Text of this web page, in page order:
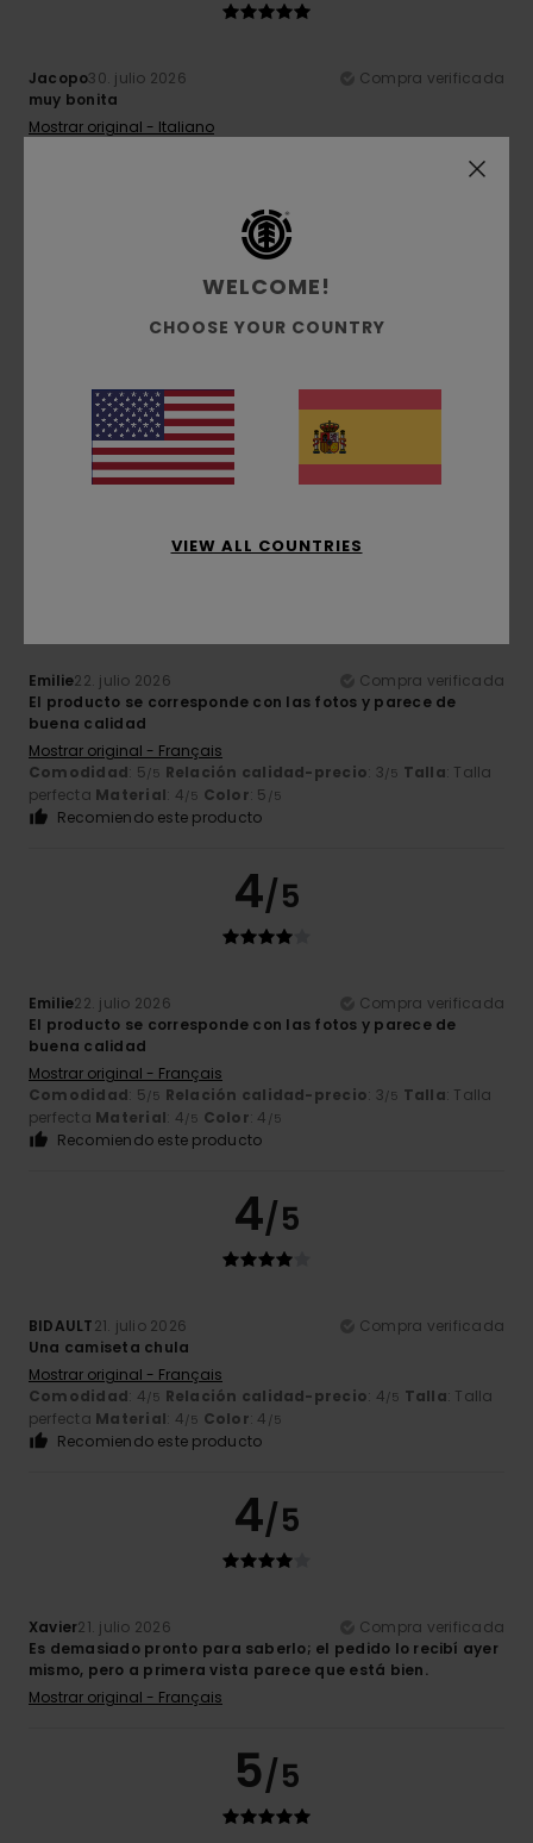
Jacopo30. julio 2026
Compra verificada
muy bonita
Mostrar original - Italiano
5/5
La mejor calidad a un precio increíble
Mostrar original - Français
Comodidad: 5/5 Relación calidad-precio
perfectaMaterial: 5/5 Color
4
Emilie22. julio 2026
Compra verificada
El producto se corresponde con las fotos y parece de
buena calidad
Mostrar original - Français
Comodidad: 5/5 Relación calidad-precio: 3/5 Talla: Talla
perfecta Material: 4/5 Color: 5 /5
Recomiendo este producto
4/5
Emilie22. julio 2026
Compra verificada
El producto se corresponde con las fotos y parece de
buena calidad
Mostrar original - Français
Comodidad: 5/5 Relación calidad-precio: 3/5 Talla: Talla
perfecta Material: 4/5 Color: 4 /5
Recomiendo este producto
4/5
BIDAULT21. julio 2026
Compra verificada
Una camiseta chula
Mostrar original - Français
Comodidad: 4/5 Relación calidad-precio: 4/5 Talla: Talla
perfecta Material: 4/5 Color: 4 /5
Recomiendo este producto
4/5
Xavier21. julio 2026
Compra verificada
Es demasiado pronto para saberlo; el pedido lo recibí ayer
mismo, pero a primera vista parece que está bien.
Mostrar original - Français
5/5
WELCOME!
CHOOSE YOUR COUNTRY
VIEW ALL COUNTRIES